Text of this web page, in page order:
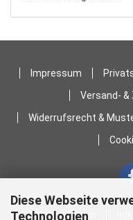
Diese Webseite
Technologien
Impressum
Versand- &
Widerrufsrecht &
Stoffstübchen